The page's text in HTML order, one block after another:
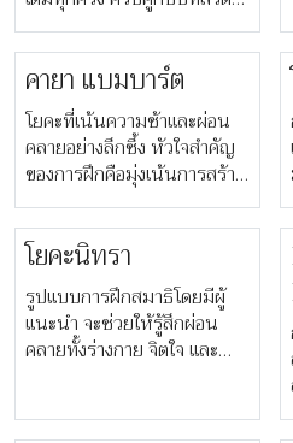
และการฝึกลมหายใจ
คายา แบมบาร์ต
โยคะที่เน้นความช้าและผ่อน
คลายอย่างลึกซึ้ง หัวใจสำคัญ
ของการฝึกคือมุ่งเน้นการสร้าง
สมาธิ
โยคะนิทรา
รูปแบบการฝึกสมาธิโดยมีผู้
แนะนำ จะช่วยให้รู้สึกผ่อน
คลายทั้งร่างกาย จิตใจ และ